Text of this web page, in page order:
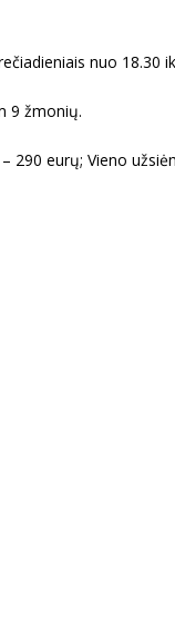
nuo 18.30
9 žmonių.
290 eurų; Vieno